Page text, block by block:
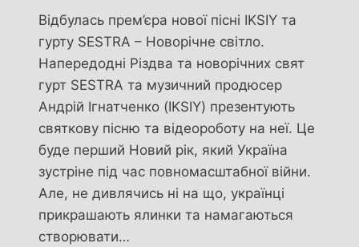
Відбулась прем’єра нової пісні IKSIY та
гурту SESTRA – Новорічне світло.
Напередодні Різдва та новорічних свят
гурт SESTRA та музичний продюсер
Андрій Ігнатченко (IKSIY) презентують
святкову пісню та відеороботу на неї. Це
буде перший Новий рік, який Україна
зустріне під час повномасштабної війни.
Але, не дивлячись ні на що, українці
прикрашають ялинки та намагаються
створювати…